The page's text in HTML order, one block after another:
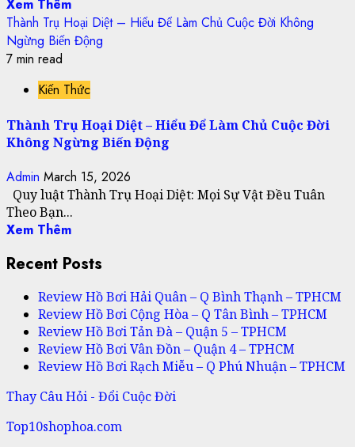
Xem Thêm
Thành Trụ Hoại Diệt – Hiểu Để Làm Chủ Cuộc Đời Không
Ngừng Biến Động
7 min read
Kiến Thức
Thành Trụ Hoại Diệt – Hiểu Để Làm Chủ Cuộc Đời
Không Ngừng Biến Động
Admin March 15, 2026
Quy luật Thành Trụ Hoại Diệt: Mọi Sự Vật Đều Tuân
Theo Bạn...
Xem Thêm
Recent Posts
Review Hồ Bơi Hải Quân – Q Bình Thạnh – TPHCM
Review Hồ Bơi Cộng Hòa – Q Tân Bình – TPHCM
Review Hồ Bơi Tản Đà – Quận 5 – TPHCM
Review Hồ Bơi Vân Đồn – Quận 4 – TPHCM
Review Hồ Bơi Rạch Miễu – Q Phú Nhuận – TPHCM
Thay Câu Hỏi - Đổi Cuộc Đời
Top10shophoa.com